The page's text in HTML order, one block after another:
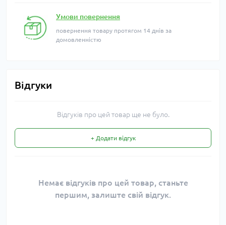
Умови повернення
повернення товару протягом 14 днів за
домовленністю
Відгуки
Відгуків про цей товар ще не було.
+ Додати відгук
Немає відгуків про цей товар, станьте
першим, залиште свій відгук.